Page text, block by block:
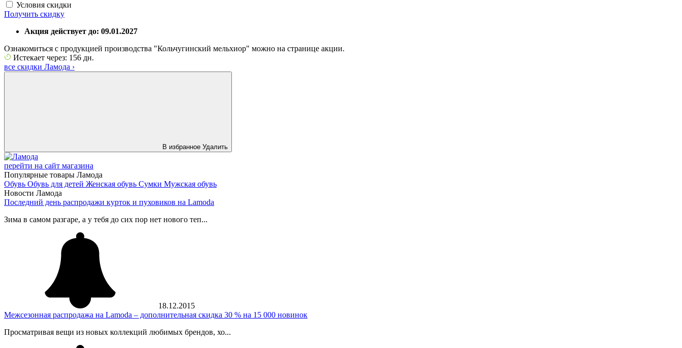
Условия скидки
Получить скидку
Акция действует до: 09.01.2027
Ознакомиться с продукцией производства "Кольчугинский мельхиор" можно на странице акции.
Истекает через: 156 дн.
все скидки Ламода ›
В избранное Удалить
перейти на сайт магазина
Популярные товары Ламода
Обувь Обувь для детей Женская обувь Сумки Мужская обувь
Новости Ламода
Последний день распродажи курток и пуховиков на Lamoda
Зима в самом разгаре, а у тебя до сих пор нет нового теп...
18.12.2015
Межсезонная распродажа на Lamoda – дополнительная скидка 30 % на 15 000 новинок
Просматривая вещи из новых коллекций любимых брендов, хо...